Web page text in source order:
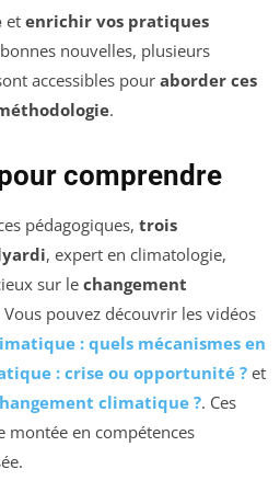
et enrichir vos pratiques
nouvelles, plusieurs
accessibles pour aborder ces
.
comprendre
pédagogiques, trois
, expert en climatologie,
sur le changement
Vous pouvez découvrir les vidéos
: quels mécanismes en
: crise ou opportunité ? et
climatique ?. Ces
montée en compétences